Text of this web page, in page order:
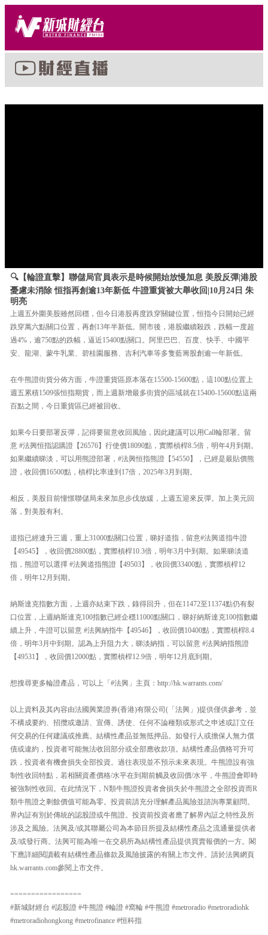
🔍【輪證直擊】聯儲局官員表示是時候開始放慢加息 美股反彈|港股
憂慮未消除 恒指再創逾13年新低 牛證重貨被大舉收回|10月24日 朱
明亮
上週五外圍美股雖然回穩，但今日港股再度跌穿關鍵位置，恒指今日開始已經
跌穿萬六點關口位置，再創13年半新低。開市後，港股繼續殺跌，跌幅一度超
過4%，逾750點的跌幅，逼近15400點關口。阿里巴巴、百度、快手、中國平
安、龍湖、蒙牛乳業、碧桂園服務、吉利汽車等多隻藍籌股創逾一年新低。
在牛熊證街貨分佈方面，牛證重貨區原本落在15500-15600點，這100點位置上
週五累積1509張恒指期貨，而上週新增最多街貨的區域就在15400-15600點這兩
百點之間，今日重貨區已經被回收。
如果今日要部署反彈，記得要留意收回風險，因此建議可以用Call輪部署。留
意 #法興恒指認購證【26576】行使價18090點，實際槓桿8.5倍，明年4月到期。
如果繼續睇淡，可以用熊證部署，#法興恒指熊證【54550】，已經是最貼價熊
證，收回價16500點，槓桿比率達到17倍，2025年3月到期。
相反，美股目前憧憬聯儲局未來加息步伐放緩，上週五迎來反彈。加上美元回
落，對美股有利。
道指已經連升三週，重上31000點關口位置，睇好道指，留意#法興道指牛證
【49545】，收回價28800點，實際槓桿10.3倍，明年3月中到期。如果睇淡道
指，熊證可以選擇 #法興道指熊證【49503】，收回價33400點，實際槓桿12
倍，明年12月到期。
納斯達克指數方面，上週亦結束下跌，錄得回升，但在11472至11374點仍有裂
口位置，上週納斯達克100指數已經企穩11000點關口，睇好納斯達克100指數繼
續上升，牛證可以留意 #法興納指牛【49546】，收回價10400點，實際槓桿8.4
倍，明年3月中到期。認為上升阻力大，睇淡納指，可以留意 #法興納指熊證
【49531】，收回價12000點，實際槓桿12.9倍，明年12月底到期。
想搜尋更多輪證產品，可以上「#法興」主頁：http://hk.warrants.com/
以上資料及其內容由法國興業證券(香港)有限公司(「法興」)提供僅供參考，並
不構成要約、招攬或邀請、宣傳、誘使、任何不論種類或形式之申述或訂立任
何交易的任何建議或推薦。結構性產品並無抵押品。如發行人或擔保人無力償
債或違約，投資者可能無法收回部分或全部應收款項。結構性產品價格可升可
跌，投資者有機會損失全部投資。過往表現並不預示未來表現。牛熊證設有強
制性收回特點，若相關資產價格/水平在到期前觸及收回價/水平，牛熊證會即時
被強制性收回。在此情況下，N類牛熊證投資者會損失於牛熊證之全部投資而R
類牛熊證之剩餘價值可能為零。投資前請充分理解產品風險並諮詢專業顧問。
界內証有別於傳統的認股證或牛熊證。投資前投資者應了解界內証之特性及所
涉及之風險。法興及/或其聯屬公司為本節目所提及結構性產品之流通量提供者
及/或發行商。法興可能為唯一在交易所為結構性產品提供買賣報價的一方。閣
下應詳細閱讀載有結構性產品條款及風險披露的有關上市文件。請於法興網頁
hk.warrants.com參閱上市文件。
=================
#新城財經台 #認股證 #牛熊證 #輪證 #窩輪 #牛熊證 #metroradio #metroradiohk
#metroradiohongkong #metrofinance #恒科指